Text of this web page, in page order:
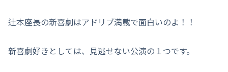
辻本座長の新喜劇はアドリブ満載で面白いのよ！！
新喜劇好きとしては、見逃せない公演の１つです。